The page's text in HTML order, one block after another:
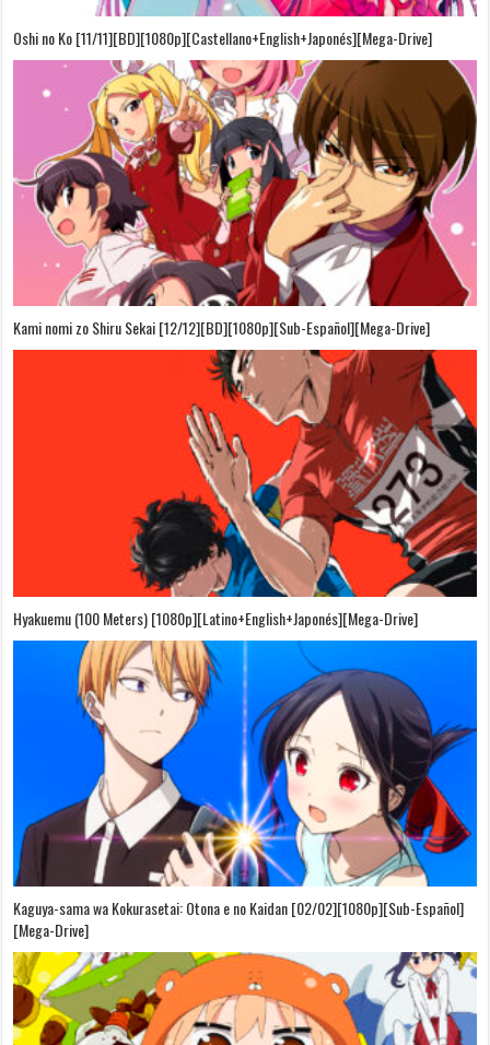
Oshi no Ko [11/11][BD][1080p][Castellano+English+Japonés][Mega-Drive]
Kami nomi zo Shiru Sekai [12/12][BD][1080p][Sub-Español][Mega-Drive]
Hyakuemu (100 Meters) [1080p][Latino+English+Japonés][Mega-Drive]
Kaguya-sama wa Kokurasetai: Otona e no Kaidan [02/02][1080p][Sub-Español]
[Mega-Drive]